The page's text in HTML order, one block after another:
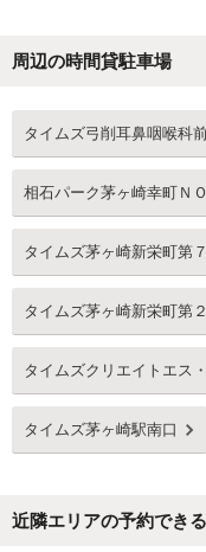
周辺の時間貸駐車場
タイムズ弓削耳鼻咽喉科
相石パーク茅ヶ崎幸町Ｎ
タイムズ茅ヶ崎新栄町第７
タイムズ茅ヶ崎新栄町第２
タイムズクリエイトエス
タイムズ茅ヶ崎駅南口
近隣エリアの予約でき